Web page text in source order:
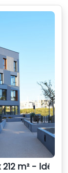
212 m² -